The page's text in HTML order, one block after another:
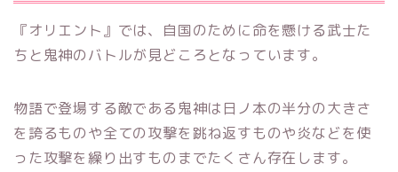
『オリエント』では、自国のために命を懸ける武士た
ちと鬼神のバトルが見どころとなっています。
物語で登場する敵である鬼神は日ノ本の半分の大きさ
を誇るものや全ての攻撃を跳ね返すものや炎などを使
った攻撃を繰り出すものまでたくさん存在します。